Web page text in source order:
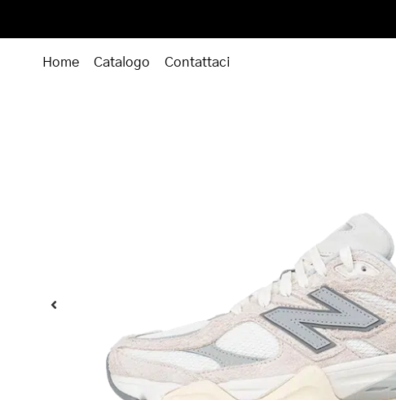
Home Catalogo Contattaci